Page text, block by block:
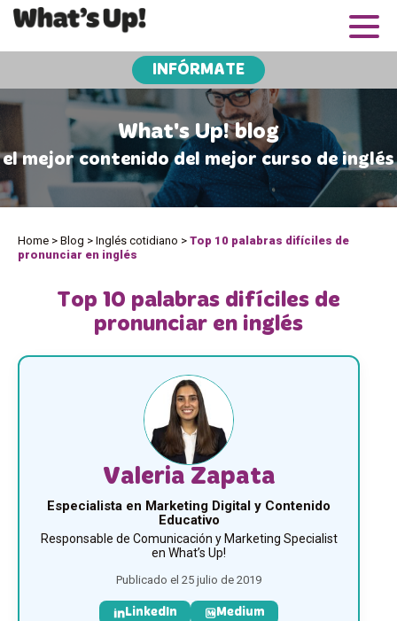
INFÓRMATE
What's Up! blog
el mejor contenido del mejor curso de inglés
Home > Blog > Inglés cotidiano > Top 10 palabras difíciles de
pronunciar en inglés
Top 10 palabras difíciles de
pronunciar en inglés
Valeria Zapata
Especialista en Marketing Digital y Contenido
Educativo
Responsable de Comunicación y Marketing Specialist
en What’s Up!
Publicado el 25 julio de 2019
LinkedIn Medium